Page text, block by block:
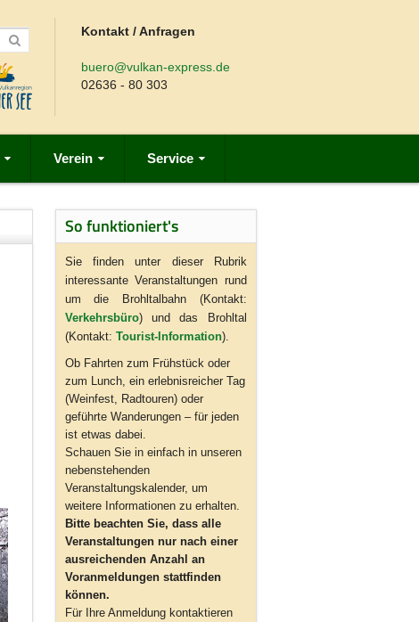
Kontakt / Anfragen
buero@vulkan-express.de
02636 - 80 303
Verein Service
So funktioniert's
Sie finden unter dieser Rubrik
interessante Veranstaltungen rund
um die Brohltalbahn (Kontakt:
Verkehrsbüro) und das Brohltal
(Kontakt: Tourist-Information).
Ob Fahrten zum Frühstück oder
zum Lunch, ein erlebnisreicher Tag
(Weinfest, Radtouren) oder
geführte Wanderungen – für jeden
ist etwas dabei.
Schauen Sie in einfach in unseren
nebenstehenden
Veranstaltungskalender, um
weitere Informationen zu erhalten.
Bitte beachten Sie, dass alle
Veranstaltungen nur nach einer
ausreichenden Anzahl an
Voranmeldungen stattfinden
können.
Für Ihre Anmeldung kontaktieren